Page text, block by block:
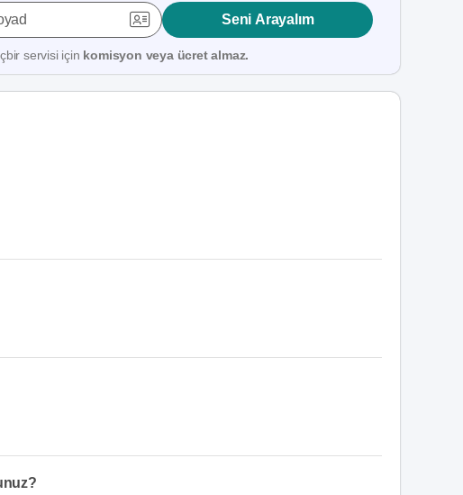
Seni Arayalım
servisi için komisyon veya ücret almaz.